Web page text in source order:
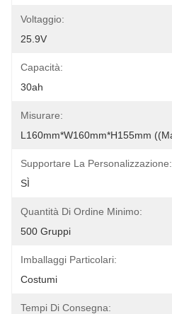
Voltaggio:
25.9V
Capacità:
30ah
Misurare:
L160mm*W160mm*H155mm
Supportare La Personalizzazione:
SÌ
Quantità Di Ordine Minimo:
500 Gruppi
Imballaggi Particolari:
Costumi
Tempi Di Consegna: